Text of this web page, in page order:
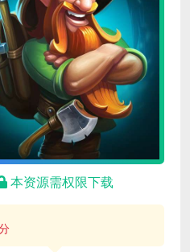
本资源需权限下载